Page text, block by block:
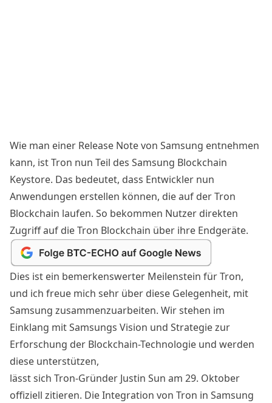
Wie man einer Release Note von Samsung entnehmen
kann, ist Tron nun Teil des Samsung Blockchain
Keystore. Das bedeutet, dass Entwickler nun
Anwendungen erstellen können, die auf der Tron
Blockchain laufen. So bekommen Nutzer direkten
Zugriff auf die Tron Blockchain über ihre Endgeräte.
Dies ist ein bemerkenswerter Meilenstein für Tron,
und ich freue mich sehr über diese Gelegenheit, mit
Samsung zusammenzuarbeiten. Wir stehen im
Einklang mit Samsungs Vision und Strategie zur
Erforschung der Blockchain-Technologie und werden
diese unterstützen,
lässt sich Tron-Gründer Justin Sun am 29. Oktober
offiziell zitieren. Die Integration von Tron in Samsung